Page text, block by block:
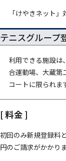
「けやきネット
テニスグループ
利用できる施設は
合運動場、大蔵第
コートに限られま
[ 料金 ]
初回のみ新規登録料
円のご請求がかかりま